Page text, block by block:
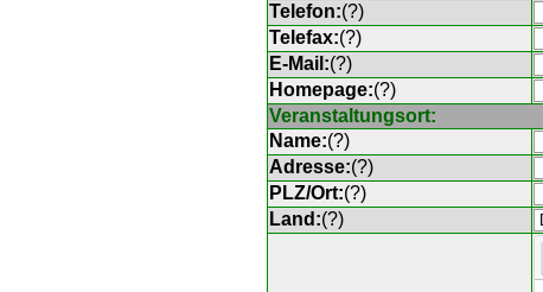
Telefon:(?)
Telefax:(?)
E-Mail:(?)
Homepage:(?)
Veranstaltungsort:
Name:(?)
Adresse:(?)
PLZ/Ort:(?)
Land:(?)